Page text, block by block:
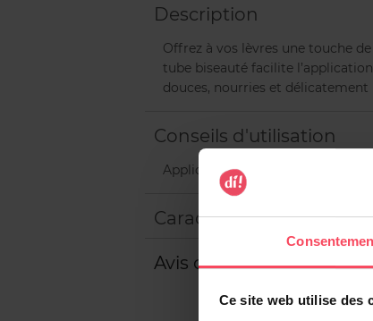
Ce site web utilise des
Description
Offrez à vos lèvres une touche
tube biseauté facilite
douces, nourries et délicatement
Conseils d'utilisation
Appliquer sur les lèvres dès que
Caractéristiques
Avis client